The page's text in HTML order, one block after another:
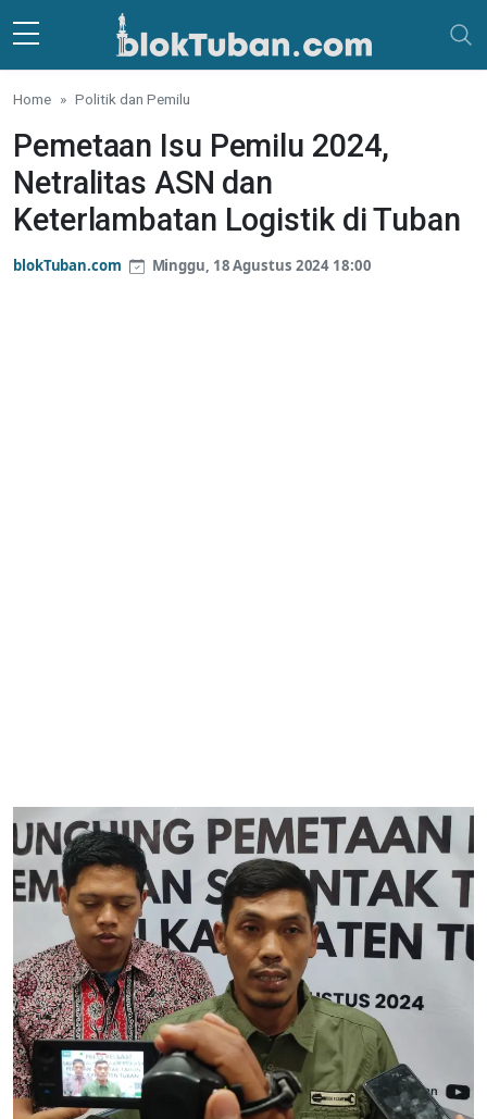
Skip to main content
Home Politik dan Pemilu
Pemetaan Isu Pemilu 2024,
Netralitas ASN dan
Keterlambatan Logistik di Tuban
blokTuban.com Minggu, 18 Agustus 2024 18:00